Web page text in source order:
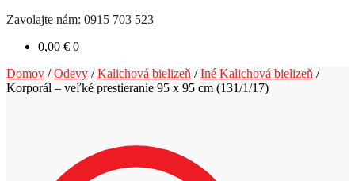
Zavolajte nám: 0915 703 523
0,00 € 0
Domov /Odevy /Kalichová bielizeň /Iné Kalichová bielizeň /
Korporál – veľké prestieranie 95 x 95 cm (131/1/17)